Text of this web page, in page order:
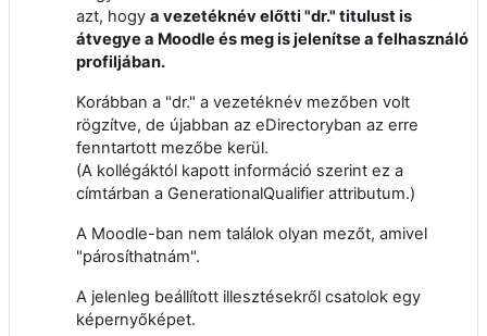
azt, hogy a vezetéknév előtti "dr." titulust is
átvegye a Moodle és meg is jelenítse a felhasználó
profiljában.
Korábban a "dr." a vezetéknév mezőben volt
rögzítve, de újabban az eDirectoryban az erre
fenntartott mezőbe kerül.
(A kollégáktól kapott információ szerint ez a
címtárban a GenerationalQualifier attributum.)
A Moodle-ban nem találok olyan mezőt, amivel
"párosíthatnám".
A jelenleg beállított illesztésekről csatolok egy
képernyőképet.